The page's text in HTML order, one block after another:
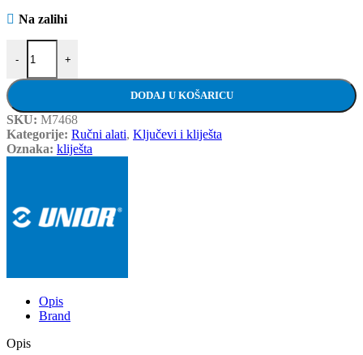
Na zalihi
-
UNIOR kliješta za skidanje izolacije automatska 380 0,2 količina
+
DODAJ U KOŠARICU
SKU: M7468
Kategorije: Ručni alati, Ključevi i kliješta
Oznaka: kliješta
Opis
Brand
Opis